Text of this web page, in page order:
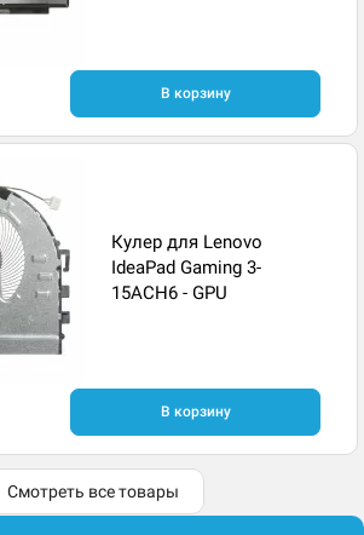
В корзину
Кулер для Lenovo
IdeaPad Gaming 3-
15ACH6 - GPU
В корзину
Смотреть все товары